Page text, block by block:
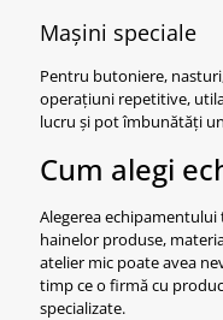
Mașini speciale
Pentru butoniere,
operațiuni repetitive,
lucru și pot îmbunătăți
Cum alegi
Alegerea
hainelor produse,
atelier mic poate avea
timp ce o firmă cu
specializate.